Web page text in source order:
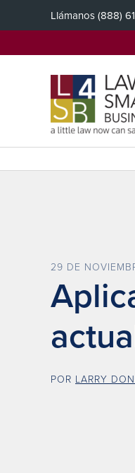
Llámanos(888)
29 DE
POR LARRY